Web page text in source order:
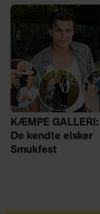
KÆMPE GALLERI:
De kendte elsker
Smukfest